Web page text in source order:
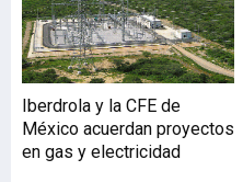
Iberdrola y la CFE de
México acuerdan proyectos
en gas y electricidad